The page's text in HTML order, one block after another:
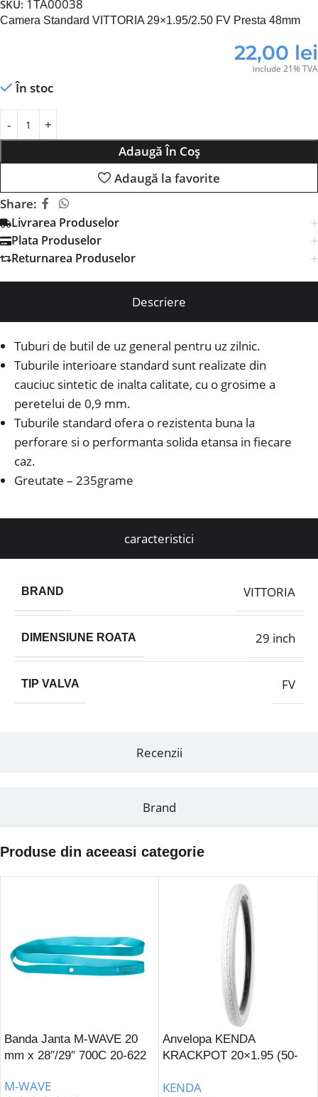
SKU: 1TA00038
Camera Standard VITTORIA 29×1.95/2.50 FV Presta 48mm
22,00 lei
include 21% TVA
În stoc
Adaugă În Coș
Adaugă la favorite
Share:
Livrarea Produselor
Plata Produselor
Returnarea Produselor
Descriere
Tuburi de butil de uz general pentru uz zilnic.
Tuburile interioare standard sunt realizate din
cauciuc sintetic de inalta calitate, cu o grosime a
peretelui de 0,9 mm.
Tuburile standard ofera o rezistenta buna la
perforare si o performanta solida etansa in fiecare
caz.
Greutate – 235grame
caracteristici
Recenzii
Brand
BRAND VITTORIA
DIMENSIUNE ROATA 29 inch
TIP VALVA FV
Produse din aceeasi categorie
Banda Janta M-WAVE 20
mm x 28″/29″ 700C 20-622
M-WAVE
Anvelopa KENDA
KRACKPOT 20×1.95 (50-
KENDA